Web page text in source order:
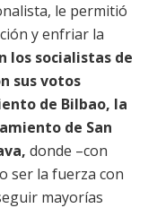
le permitió
y enfriar la
los socialistas de
sus votos
de Bilbao, la
de San
donde –con
ser la fuerza con
mayorías